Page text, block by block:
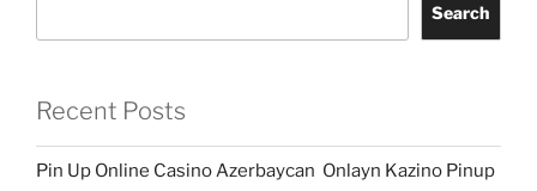
Search
Recent Posts
Pin Up Online Casino Azerbaycan ️ Onlayn Kazino Pinup